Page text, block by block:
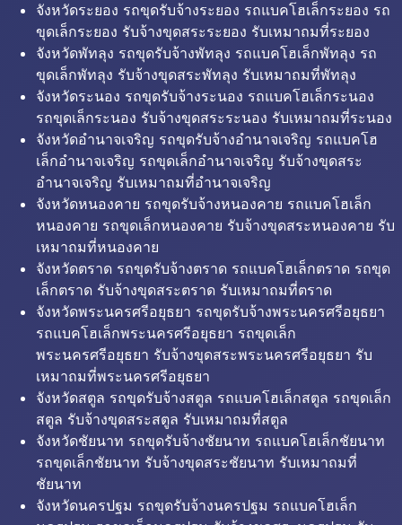
จังหวัดระยอง รถขุดรับจ้างระยอง รถแบคโฮเล็กระยอง รถ
ขุดเล็กระยอง รับจ้างขุดสระระยอง รับเหมาถมที่ระยอง
จังหวัดพัทลุง รถขุดรับจ้างพัทลุง รถแบคโฮเล็กพัทลุง รถ
ขุดเล็กพัทลุง รับจ้างขุดสระพัทลุง รับเหมาถมที่พัทลุง
จังหวัดระนอง รถขุดรับจ้างระนอง รถแบคโฮเล็กระนอง
รถขุดเล็กระนอง รับจ้างขุดสระระนอง รับเหมาถมที่ระนอง
จังหวัดอำนาจเจริญ รถขุดรับจ้างอำนาจเจริญ รถแบคโฮ
เล็กอำนาจเจริญ รถขุดเล็กอำนาจเจริญ รับจ้างขุดสระ
อำนาจเจริญ รับเหมาถมที่อำนาจเจริญ
จังหวัดหนองคาย รถขุดรับจ้างหนองคาย รถแบคโฮเล็ก
หนองคาย รถขุดเล็กหนองคาย รับจ้างขุดสระหนองคาย รับ
เหมาถมที่หนองคาย
จังหวัดตราด รถขุดรับจ้างตราด รถแบคโฮเล็กตราด รถขุด
เล็กตราด รับจ้างขุดสระตราด รับเหมาถมที่ตราด
จังหวัดพระนครศรีอยุธยา รถขุดรับจ้างพระนครศรีอยุธยา
รถแบคโฮเล็กพระนครศรีอยุธยา รถขุดเล็ก
พระนครศรีอยุธยา รับจ้างขุดสระพระนครศรีอยุธยา รับ
เหมาถมที่พระนครศรีอยุธยา
จังหวัดสตูล รถขุดรับจ้างสตูล รถแบคโฮเล็กสตูล รถขุดเล็ก
สตูล รับจ้างขุดสระสตูล รับเหมาถมที่สตูล
จังหวัดชัยนาท รถขุดรับจ้างชัยนาท รถแบคโฮเล็กชัยนาท
รถขุดเล็กชัยนาท รับจ้างขุดสระชัยนาท รับเหมาถมที่
ชัยนาท
จังหวัดนครปฐม รถขุดรับจ้างนครปฐม รถแบคโฮเล็ก